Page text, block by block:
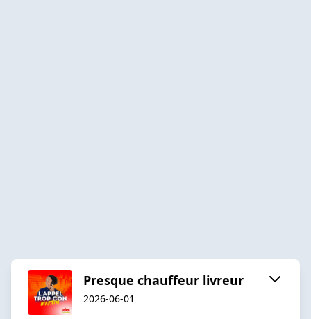
Presque chauffeur livreur
2026-06-01